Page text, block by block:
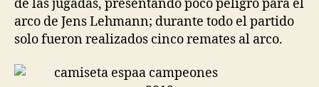
de las jugadas, presentando poco peligro para el
arco de Jens Lehmann; durante todo el partido
solo fueron realizados cinco remates al arco.